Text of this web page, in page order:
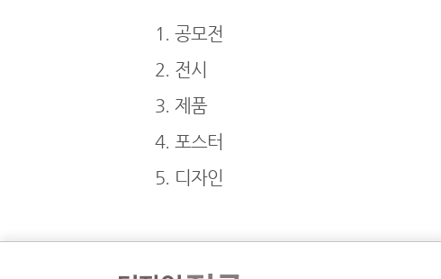
1. 공모전
2. 전시
3. 제품
4. 포스터
5. 디자인